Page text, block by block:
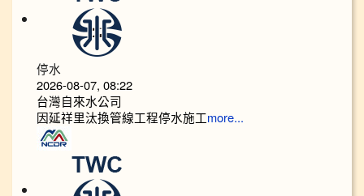
停水
2026-08-07, 08:22
台灣自來水公司
因延祥里汰換管線工程停水施工more...